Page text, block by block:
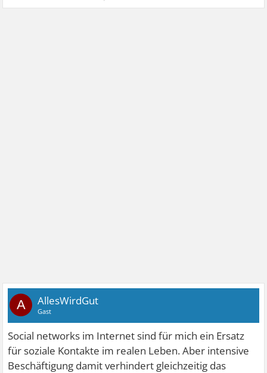
A AllesWirdGut
Gast
Social networks im Internet sind für mich ein Ersatz
für soziale Kontakte im realen Leben. Aber intensive
Beschäftigung damit verhindert gleichzeitig das